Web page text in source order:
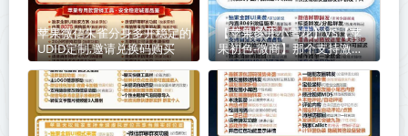
苹果微信朱雀分身多开稳定的
UDID定制,邀请兑换码购买
【苹果多开小雪花】VS【苹
果初色-微商】那个支持激活
那商城提马